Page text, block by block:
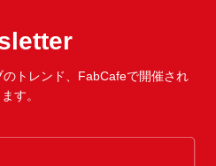
トレンド、 FabCafeで開催され
す。